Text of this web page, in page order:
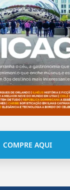
COMPRE AQUI